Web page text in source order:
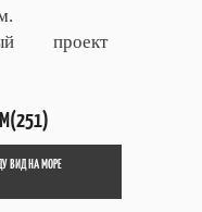
проект
ВИД НА МОРЕ